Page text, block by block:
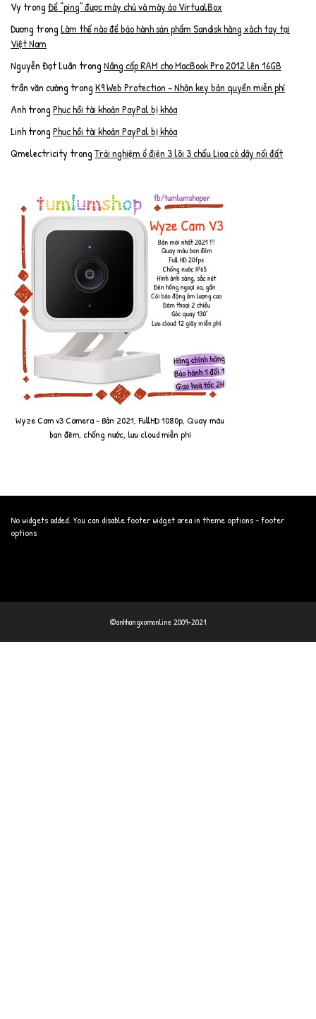
Vy trongĐể “ping” được máy chủ và máy ảo VirtualBox
Dương trongLàm thế nào để bảo hành sản phẩm Sandisk hàng xách tay tại
Việt Nam
Nguyễn Đạt Luân trongNâng cấp RAM cho MacBook Pro 2012 lên 16GB
trần văn cường trongK9 Web Protection – Nhận key bản quyền miễn phí
AnhtrongPhục hồi tài khoản PayPal bị khóa
LinhtrongPhục hồi tài khoản PayPal bị khóa
Qmelectricity trongTrải nghiệm ổ điện 3 lõi 3 chấu Lioa có dây nối đất
Wyze Cam v3 Camera - Bản 2021, FullHD 1080p, Quay màu
ban đêm, chống nước, lưu cloud miễn phí
No widgets added. You can disable footer widget area in theme options - footer
options
©anhhangxomonline 2009-2021